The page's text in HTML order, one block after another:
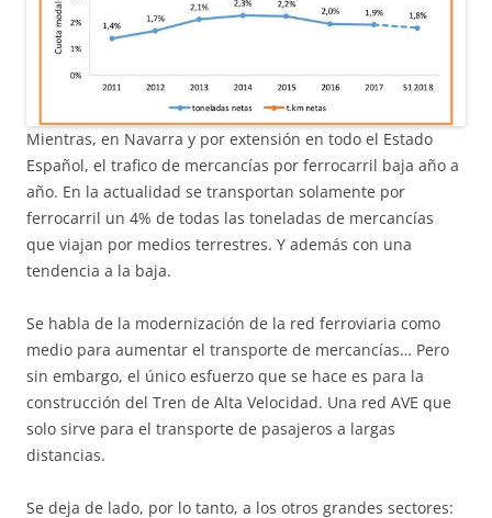
Mientras, en Navarra y por extensión en todo el Estado
Español, el trafico de mercancías por ferrocarril baja año a
año. En la actualidad se transportan solamente por
ferrocarril un 4% de todas las toneladas de mercancías
que viajan por medios terrestres. Y además con una
tendencia a la baja.
Se habla de la modernización de la red ferroviaria como
medio para aumentar el transporte de mercancías… Pero
sin embargo, el único esfuerzo que se hace es para la
construcción del Tren de Alta Velocidad. Una red AVE que
solo sirve para el transporte de pasajeros a largas
distancias.
Se deja de lado, por lo tanto, a los otros grandes sectores: